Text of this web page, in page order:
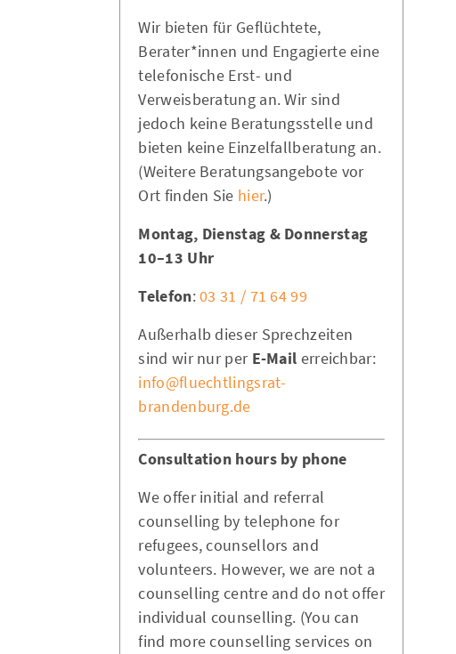
Wir bieten für Geflüchtete,
Berater*innen und Engagierte eine
telefonische Erst- und
Verweisberatung an. Wir sind
jedoch keine Beratungsstelle und
bieten keine Einzelfallberatung an.
(Weitere Beratungsangebote vor
Ort finden Sie hier.)
Montag, Dienstag & Donnerstag
10–13 Uhr
Telefon:03 31 / 71 64 99
Außerhalb dieser Sprechzeiten
sind wir nur per E-Mail erreichbar:
info@fluechtlingsrat-
brandenburg.de
Consultation hours by phone
We offer initial and referral
counselling by telephone for
refugees, counsellors and
volunteers. However, we are not a
counselling centre and do not offer
individual counselling. (You can
find more counselling services on